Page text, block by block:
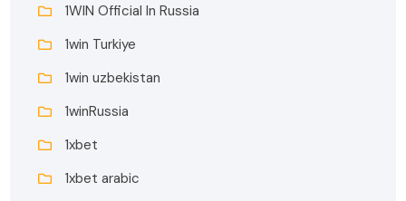
1WIN Official In Russia
1win Turkiye
1win uzbekistan
1winRussia
1xbet
1xbet arabic